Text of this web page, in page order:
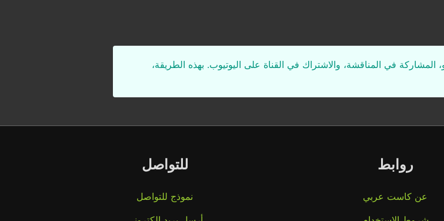
المشاركة في المناقشة، والاشتراك في القناة على اليوتيوب. بهذه الطريقة،
روابط
عن كاست عربي
للتواصل
نموذج للتواصل